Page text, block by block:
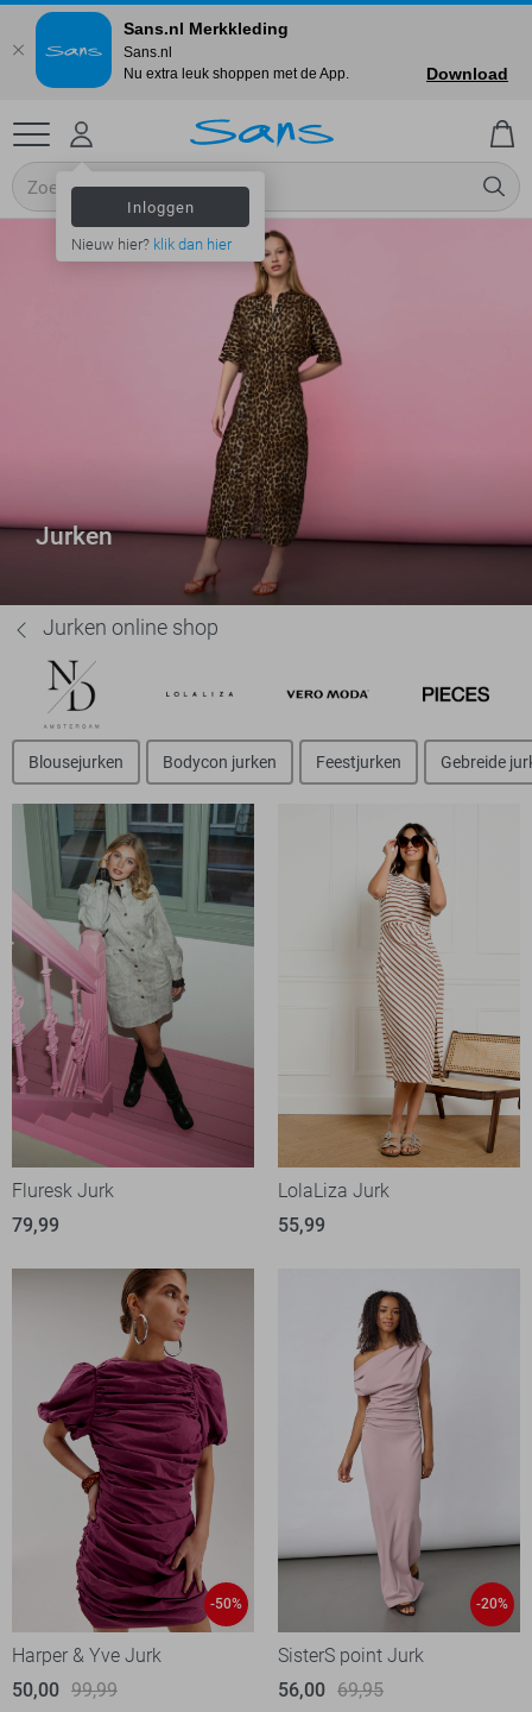
Inloggen
Nieuw hier? klik dan hier
Jurken
Jurken online shop
Blousejurken Bodycon jurken Feestjurken Gebreide
Fluresk Jurk
79,99
LolaLiza Jurk
55,99
-50%
Harper & Yve Jurk
50,00 99,99
-20%
SisterS point Jurk
56,00 69,95
Sans.nl Merkkleding
Sans.nl
Nu extra leuk shoppen met de App.
Download